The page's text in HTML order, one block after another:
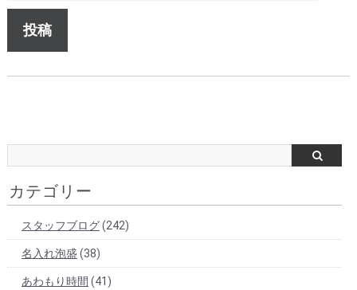
カテゴリー
スタッフブログ(242)
名入れ泡盛 (38)
あわもり時間 (41)